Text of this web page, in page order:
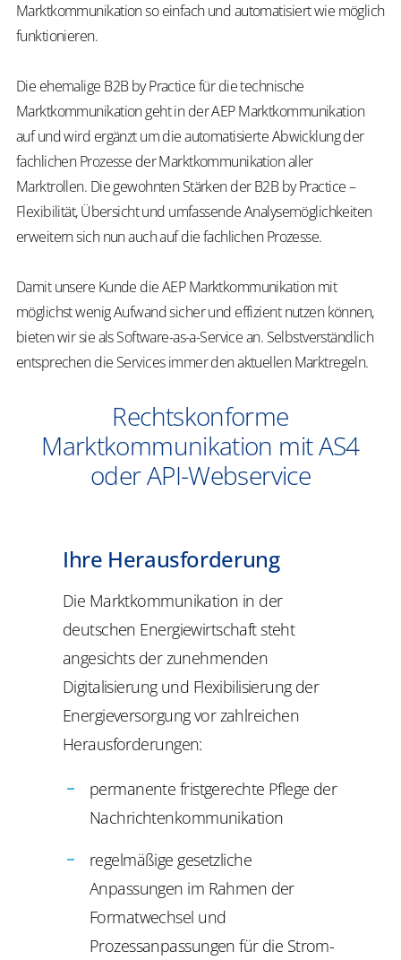
Marktkommunikation so einfach und automatisiert wie möglich
funktionieren.
Die ehemalige B2BbyPractice für die technische
Marktkommunikation geht in derAEP Marktkommunikation
auf und wird ergänzt um die automatisierte Abwicklung der
fachlichen Prozesse der Marktkommunikation aller
Marktrollen. Die gewohnten Stärken der B2BbyPractice –
Flexibilität, Übersicht und umfassende Analysemöglichkeiten
erweitern sich nun auch auf die fachlichen Prozesse.
Damit unsere Kunde dieAEP Marktkommunikationmit
möglichst wenig Aufwand sicher und effizient nutzen können,
bieten wir sie als Software-as-a-Service an. Selbstverständlich
entsprechen die Services immer den aktuellen Marktregeln.
Rechtskonforme
Marktkommunikation mit AS4
oder API-Webservice
Ihre Herausforderung
Die Marktkommunikation in der
deutschen Energiewirtschaft steht
angesichts der zunehmenden
Digitalisierung und Flexibilisierung der
Energieversorgung vor zahlreichen
Herausforderungen:
permanente fristgerechte Pflege der
Nachrichtenkommunikation
regelmäßige gesetzliche
Anpassungen im Rahmen der
Formatwechsel und
Prozessanpassungen für die Strom-